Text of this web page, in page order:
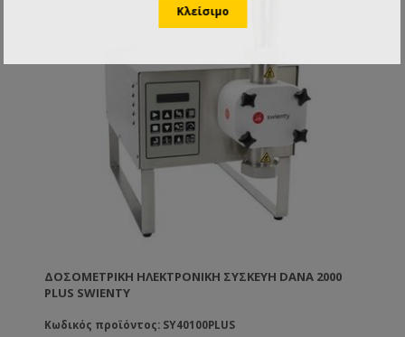
ΔΟΣΟΜΕΤΡΙΚΉ ΗΛΕΚΤΡΟΝΙΚΉ ΣΥΣΚΕΥΉ DANA 2000
PLUS SWIENTY
Κωδικός προϊόντος: SY40100PLUS